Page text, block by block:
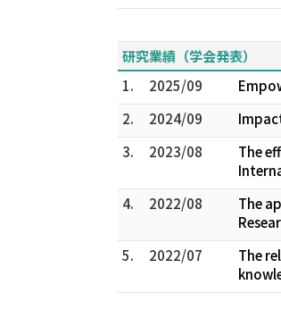
研究業績（学会発表）
1.
2025/09
2.
2024/09
3.
2023/08
The
4.
2022/08
The
5.
2022/07
The